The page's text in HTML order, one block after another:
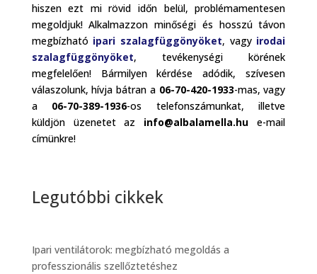
hiszen ezt mi rövid időn belül, problémamentesen
megoldjuk! Alkalmazzon minőségi és hosszú távon
megbízható ipari szalagfüggönyöket, vagy irodai
szalagfüggönyöket, tevékenységi körének
megfelelően! Bármilyen kérdése adódik, szívesen
válaszolunk, hívja bátran a 06-70-420-1933-mas, vagy
a 06-70-389-1936-os telefonszámunkat, illetve
küldjön üzenetet az info@albalamella.hu e-mail
címünkre!
Legutóbbi cikkek
Ipari ventilátorok: megbízható megoldás a
professzionális szellőztetéshez